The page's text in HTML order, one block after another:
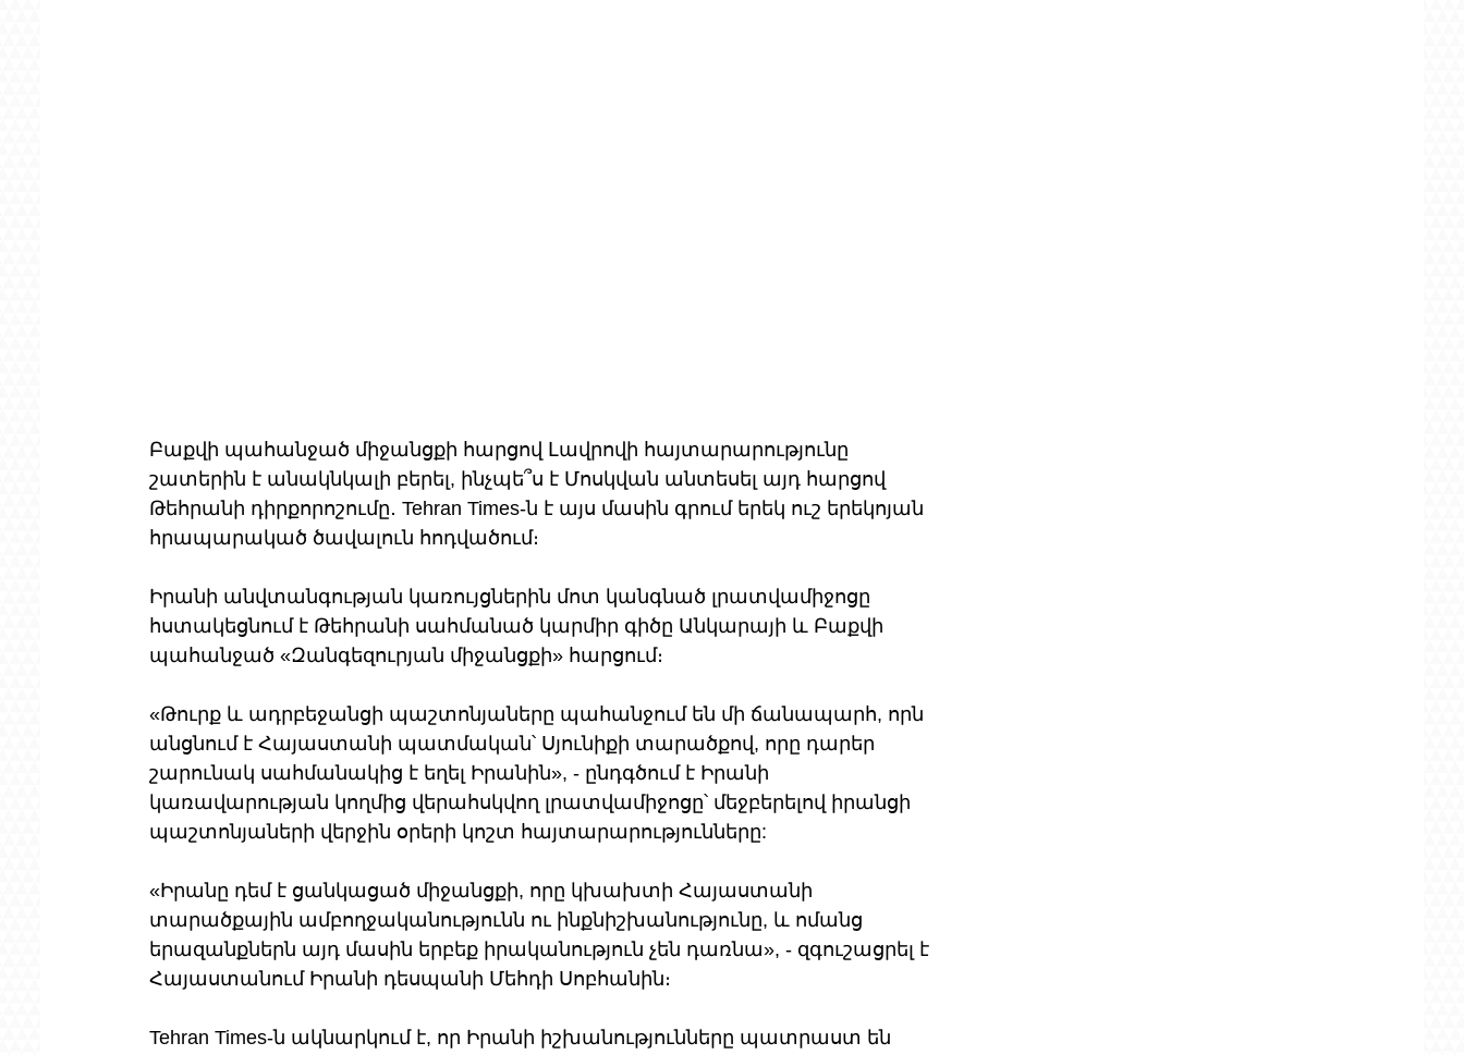
Բաքվի պահանջած միջանցքի հարցով Լավրովի հայտարարությունը
շատերին է անակնկալի բերել, ինչպե՞ս է Մոսկվան անտեսել այդ հարցով
Թեհրանի դիրքորոշումը․ Tehran Times-ն է այս մասին գրում երեկ ուշ երեկոյան
հրապարակած ծավալուն հոդվածում։
Իրանի անվտանգության կառույցներին մոտ կանգնած լրատվամիջոցը
հստակեցնում է Թեհրանի սահմանած կարմիր գիծը Անկարայի և Բաքվի
պահանջած «Զանգեզուրյան միջանցքի» հարցում։
«Թուրք և ադրբեջանցի պաշտոնյաները պահանջում են մի ճանապարհ, որն
անցնում է Հայաստանի պատմական՝ Սյունիքի տարածքով, որը դարեր
շարունակ սահմանակից է եղել Իրանին», - ընդգծում է Իրանի
կառավարության կողմից վերահսկվող լրատվամիջոցը՝ մեջբերելով իրանցի
պաշտոնյաների վերջին օրերի կոշտ հայտարարությունները:
«Իրանը դեմ է ցանկացած միջանցքի, որը կխախտի Հայաստանի
տարածքային ամբողջականությունն ու ինքնիշխանությունը, և ոմանց
երազանքներն այդ մասին երբեք իրականություն չեն դառնա», - զգուշացրել է
Հայաստանում Իրանի դեսպանի Մեհդի Սոբհանին։
Tehran Times-ն ակնարկում է, որ Իրանի իշխանությունները պատրաստ են